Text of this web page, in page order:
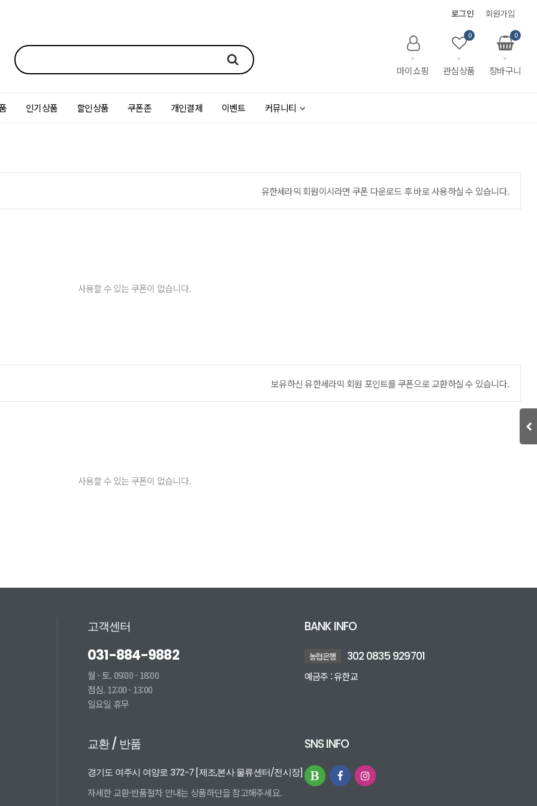
회원가입
로그인
장바구니
0
관심상품
0
마이쇼핑
인기상품 할인상품 쿠폰존 개인결제 이벤트 커뮤니티
유한세라믹 회원이시라면 쿠폰 다운로드 후 바로 사용하실 수 있습니다.
사용할 수 있는 쿠폰이 없습니다.
보유하신 유한세라믹 회원 포인트를 쿠폰으로 교환하실 수 있습니다.
사용할 수 있는 쿠폰이 없습니다.
고객센터
031-884-9882
월 - 토. 09:00 - 18:00
점심. 12:00 - 13:00
일요일 휴무
BANK INFO
농협은행 302 0835 929701
예금주 : 유한교
교환 / 반품
경기도 여주시 여양로 372-7 [제조,본사 물류센터/전시장]
자세한 교환·반품절차 안내는 상품하단을 참고해주세요.
SNS INFO